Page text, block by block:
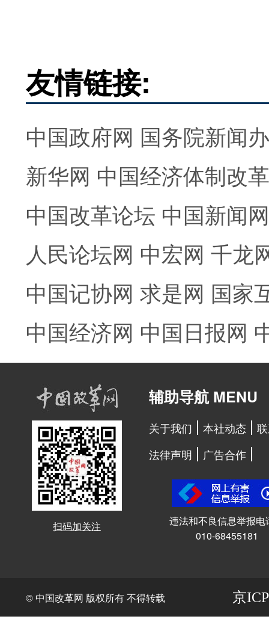
友情链接:
中国政府网 国务院新闻
新华网 中国经济体制改
中国改革论坛 中国新闻网
人民论坛网 中宏网 千龙
中国记协网 求是网 国家
中国经济网 中国日报网
扫码加关注
辅助导航 MENU
关于我们 本社动态
法律声明
广告合作
违法和不良信息举报电
010-68455181
© 中国改革网 版权所有 不得转载 京